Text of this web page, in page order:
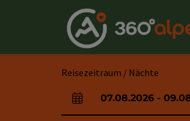
Accesskey
[0]
Zur NavigationAccesskey
[1]
Zum Seitenanfang[2]
Zur Kontaktseite Accesskey
[3]
Accesskey
[4]
Zum ImpressumAccesskey
[5]
Zu den Hinweisen zur Bedienung der
Zur StartseiteAccesskey
[7]
Reisezeitraum / Nächte
An- und Abreisefelder
07.08.2026 -